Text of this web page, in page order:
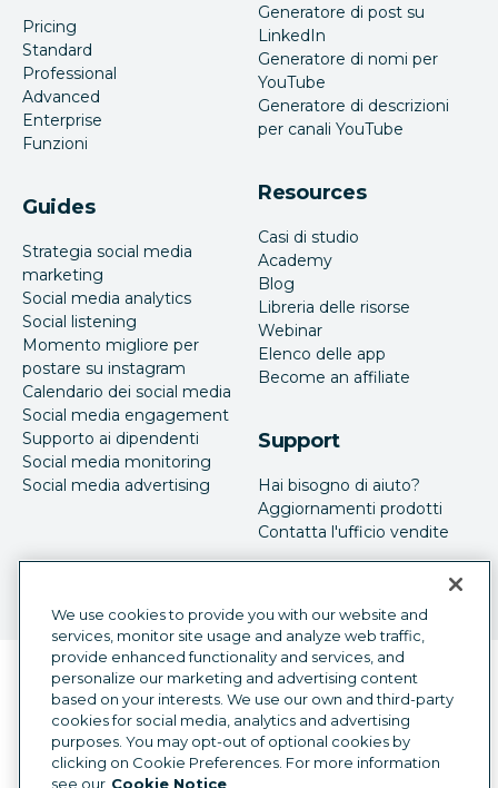
Pricing
Standard
Professional
Advanced
Enterprise
Funzioni
Guides
Strategia social media
marketing
Social media analytics
Social listening
Momento migliore per
postare su instagram
Calendario dei social media
Social media engagement
Supporto ai dipendenti
Social media monitoring
Social media advertising
Generatore di post su
LinkedIn
Generatore di nomi per
YouTube
Generatore di descrizioni
per canali YouTube
Resources
Casi di studio
Academy
Blog
Libreria delle risorse
Webinar
Elenco delle app
Become an affiliate
Support
Hai bisogno di aiuto?
Aggiornamenti prodotti
Contatta l'ufficio vendite
Selettore della lingua
Italian
©2026 Hootsuite Inc. Tutti i diritti sono riservati.
Legal Center
Trust Center
Privacy
Preferenze sui cookie
We use cookies to provide you with our website and
services, monitor site usage and analyze web traffic,
provide enhanced functionality and services, and
personalize our marketing and advertising content
based on your interests. We use our own and third-party
cookies for social media, analytics and advertising
purposes. You may opt-out of optional cookies by
clicking on Cookie Preferences. For more information
see our Cookie Notice